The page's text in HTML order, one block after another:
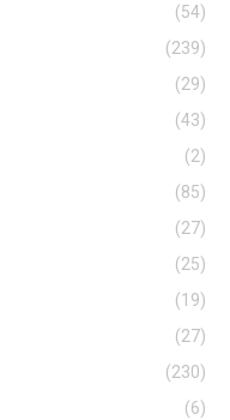
(54)
(239)
(29)
(43)
(2)
(85)
(27)
(25)
(19)
(27)
(230)
(6)